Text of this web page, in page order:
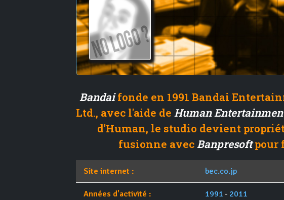
Bandaifonde en 1991 Bandai
Ltd., avec l'aide de Human
d'Human, le studio devient
fusionne avecBanpresoftpour
Site internet : bec.co.jp
Années d'activité : 1991 - 2011